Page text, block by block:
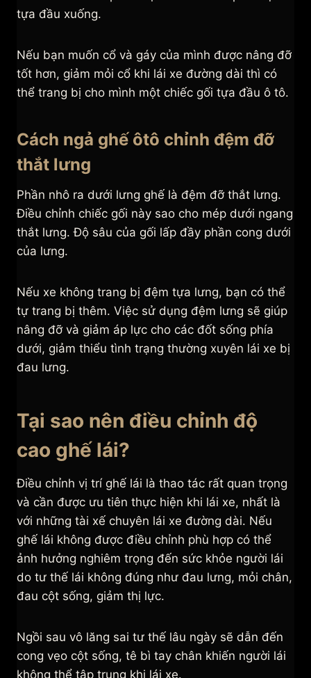
tựa đầu xuống.
Nếu bạn muốn cổ và gáy của mình được nâng đỡ
tốt hơn, giảm mỏi cổ khi lái xe đường dài thì có
thể trang bị cho mình một chiếc gối tựa đầu ô tô.
Cách ngả ghế ôtô chỉnh đệm đỡ
thắt lưng
Phần nhô ra dưới lưng ghế là đệm đỡ thắt lưng.
Điều chỉnh chiếc gối này sao cho mép dưới ngang
thắt lưng. Độ sâu của gối lấp đầy phần cong dưới
của lưng.
Nếu xe không trang bị đệm tựa lưng, bạn có thể
tự trang bị thêm. Việc sử dụng đệm lưng sẽ giúp
nâng đỡ và giảm áp lực cho các đốt sống phía
dưới, giảm thiểu tình trạng thường xuyên lái xe bị
đau lưng.
Tại sao nên điều chỉnh độ
cao ghế lái?
Điều chỉnh vị trí ghế lái là thao tác rất quan trọng
và cần được ưu tiên thực hiện khi lái xe, nhất là
với những tài xế chuyên lái xe đường dài. Nếu
ghế lái không được điều chỉnh phù hợp có thể
ảnh hưởng nghiêm trọng đến sức khỏe người lái
do tư thế lái không đúng như đau lưng, mỏi chân,
đau cột sống, giảm thị lực.
Ngồi sau vô lăng sai tư thế lâu ngày sẽ dẫn đến
cong vẹo cột sống, tê bì tay chân khiến người lái
không thể tập trung khi lái xe.